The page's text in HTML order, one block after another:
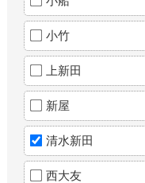
小竹
上新田
新屋
清水新田
西大友